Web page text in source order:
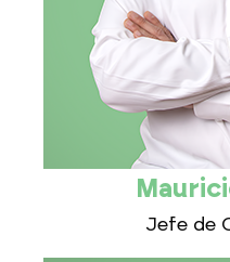
Jefe de